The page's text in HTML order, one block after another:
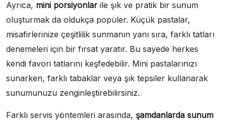
Ayrıca, mini porsiyonlar ile şık ve pratik bir sunum
oluşturmak da oldukça popüler. Küçük pastalar,
misafirlerinize çeşitlilik sunmanın yanı sıra, farklı tatları
denemeleri için bir fırsat yaratır. Bu sayede herkes
kendi favori tatlarını keşfedebilir. Mini pastalarınızı
sunarken, farklı tabaklar veya şık tepsiler kullanarak
sunumunuzu zenginleştirebilirsiniz.
Farklı servis yöntemleri arasında, şamdanlarda sunum